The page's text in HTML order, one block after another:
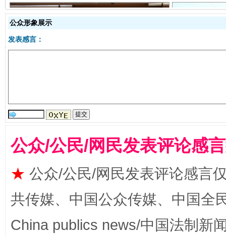
全民健身五年计划来了！等你上场
公众形象展示
发表感言：
公众/公民/网民发表评论感
★ 公众/公民/网民发表评论感言
共传媒、中国公众传媒、中国全
China publics news/中国法制新